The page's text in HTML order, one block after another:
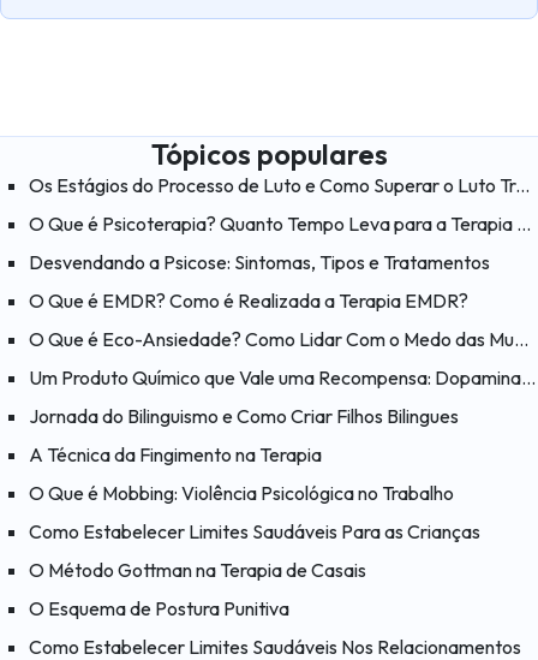
Tópicos populares
Os Estágios do Processo de Luto e Como Superar o Luto Traumático
O Que é Psicoterapia? Quanto Tempo Leva para a Terapia Funcionar?
Desvendando a Psicose: Sintomas, Tipos e Tratamentos
O Que é EMDR? Como é Realizada a Terapia EMDR?
O Que é Eco-Ansiedade? Como Lidar Com o Medo das Mudanças Climáticas?
Um Produto Químico que Vale uma Recompensa: Dopamina e Suas Funções
Jornada do Bilinguismo e Como Criar Filhos Bilingues
A Técnica da Fingimento na Terapia
O Que é Mobbing: Violência Psicológica no Trabalho
Como Estabelecer Limites Saudáveis Para as Crianças
O Método Gottman na Terapia de Casais
O Esquema de Postura Punitiva
Como Estabelecer Limites Saudáveis Nos Relacionamentos